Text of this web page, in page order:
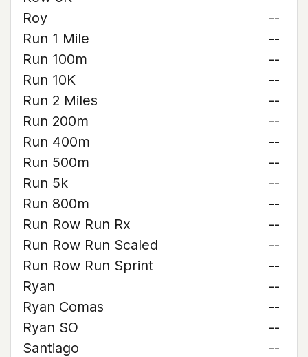
Roy
--
Run 1 Mile
--
Run 100m
--
Run 10K
--
Run 2 Miles
--
Run 200m
--
Run 400m
--
Run 500m
--
Run 5k
--
Run 800m
--
Run Row Run Rx
--
Run Row Run Scaled
--
Run Row Run Sprint
--
Ryan
--
Ryan Comas
--
Ryan SO
--
Santiago
--